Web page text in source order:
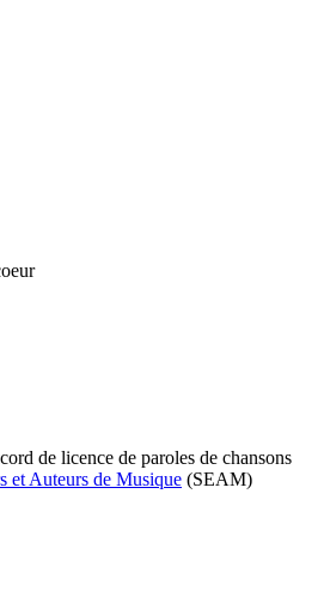
de licence de paroles de chansons
et Auteurs de Musique (SEAM)